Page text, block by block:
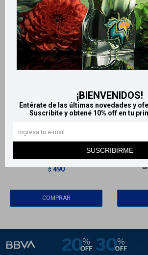
¡BIENVENIDOS!
Entérate de las últimas novedades y
Suscribite y obtené 10% off en tu
SUSCRIBIRME
Llega HOY
Llega en
$ 490